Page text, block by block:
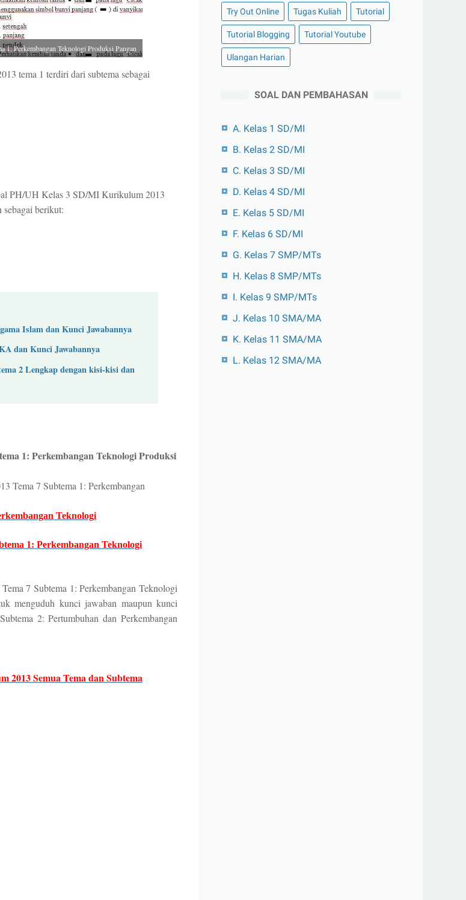
Perkembangan Teknologi Produksi Pangan
tema 1 terdiri dari subtema sebagai
PH/UH Kelas 3 SD/MI Kurikulum 2013
sebagai berikut:
Islam dan Kunci Jawabannya
dan Kunci Jawabannya
2 Lengkap dengan kisi-kisi dan
1: Perkembangan Teknologi Produksi
Tema 7 Subtema 1: Perkembangan
Teknologi
1: Perkembangan Teknologi
7 Subtema 1: Perkembangan Teknologi
menguduh kunci jawaban maupun kunci
2: Pertumbuhan dan Perkembangan
Semua Tema dan Subtema
Try Out Online Tugas Kuliah Tutorial
Tutorial Blogging Tutorial Youtube
Ulangan Harian
SOAL DAN PEMBAHASAN
A. Kelas 1 SD/MI
B. Kelas 2 SD/MI
C. Kelas 3 SD/MI
D. Kelas 4 SD/MI
E. Kelas 5 SD/MI
F. Kelas 6 SD/MI
G. Kelas 7 SMP/MTs
H. Kelas 8 SMP/MTs
I. Kelas 9 SMP/MTs
J. Kelas 10 SMA/MA
K. Kelas 11 SMA/MA
L. Kelas 12 SMA/MA